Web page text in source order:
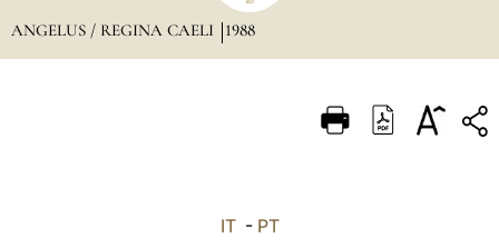
ITALIANO
ANGELUS / REGINA CAELI 1988
IT- PT